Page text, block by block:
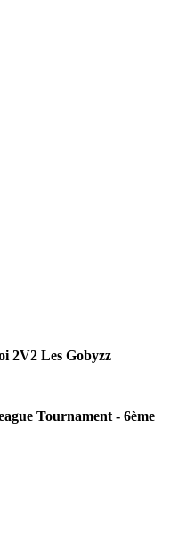
2V2 Les Gobyzz
Tournament - 6ème